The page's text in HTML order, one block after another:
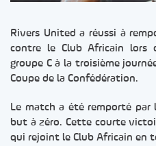
Rivers United a réussi à
contre le Club Africain lors
groupe C à la troisième
Coupe de la Confédération.
Le match a été remporté par
but à zéro. Cette courte
qui rejoint le Club Africain en